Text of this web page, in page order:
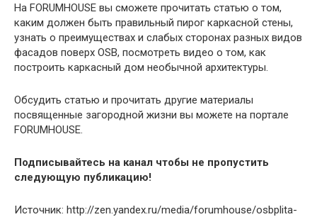
На FORUMHOUSE вы сможете прочитать статью о том,
каким должен быть правильный пирог каркасной стены,
узнать о преимуществах и слабых сторонах разных видов
фасадов поверх OSB, посмотреть видео о том, как
построить каркасный дом необычной архитектуры.
Обсудить статью и прочитать другие материалы
посвященные загородной жизни вы можете на портале
FORUMHOUSE.
Подписывайтесь на канал чтобы не пропустить
следующую публикацию!
Источник: http://zen.yandex.ru/media/forumhouse/osbplita-